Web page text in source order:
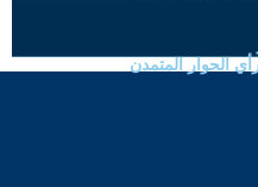
الحوار المتمدن